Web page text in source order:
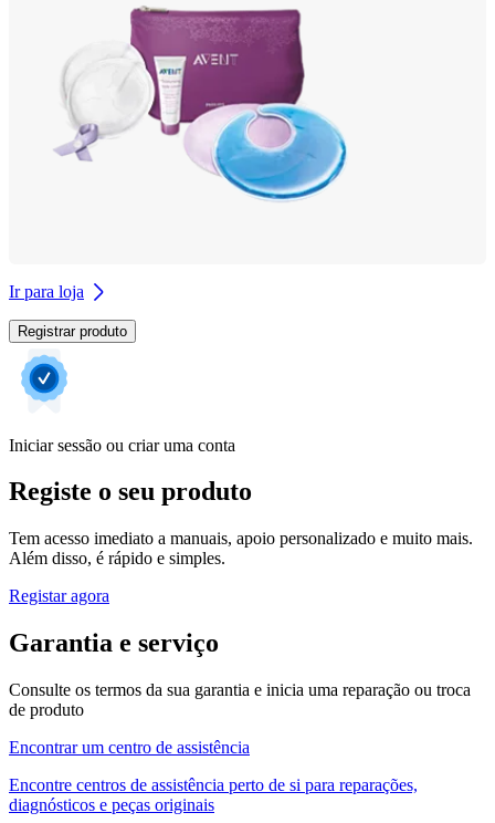
Ir para loja
Registrar produto
Iniciar sessão ou criar uma conta
Registe o seu produto
Tem acesso imediato a manuais, apoio personalizado e muito mais.
Além disso, é rápido e simples.
Registar agora
Garantia e serviço
Consulte os termos da sua garantia e inicia uma reparação ou troca
de produto
Encontrar um centro de assistência
Encontre centros de assistência perto de si para reparações,
diagnósticos e peças originais